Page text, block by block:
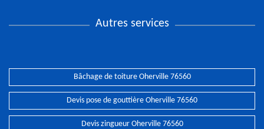
Autres services
Bâchage de toiture Oherville 76560
Devis pose de gouttière Oherville 76560
Devis zingueur Oherville 76560